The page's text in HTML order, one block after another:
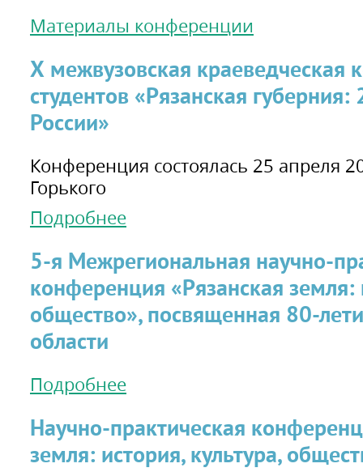
Материалы конференции
Х межвузовская краеведческая
студентов «Рязанская
России»
Конференция состоялась 25 апреля
Горького
Подробнее
5-я Межрегиональная научно-
конференция «Рязанская земля:
общество», посвященная 80-
области
Подробнее
Научно-практическая
земля: история, культура,